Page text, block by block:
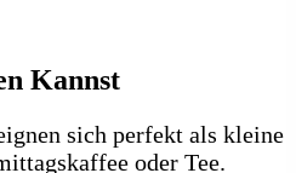
Kannst
sich perfekt als kleine
oder Tee.